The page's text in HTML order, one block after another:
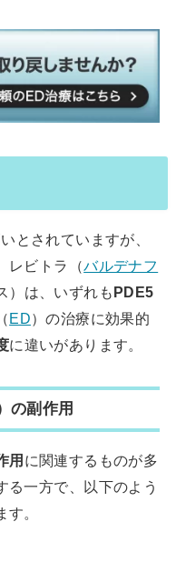
とされていますが、
レビトラ（バルデナフ
）は、いずれもPDE5
（ED）の治療に効果的
に違いがあります。
の副作用
用 に関連するものが多
る一方で、以下のよう
。